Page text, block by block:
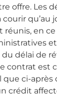
offre. Les
qu’au
réunis, en ce
du délai de
contrat est
ci-après
crédit